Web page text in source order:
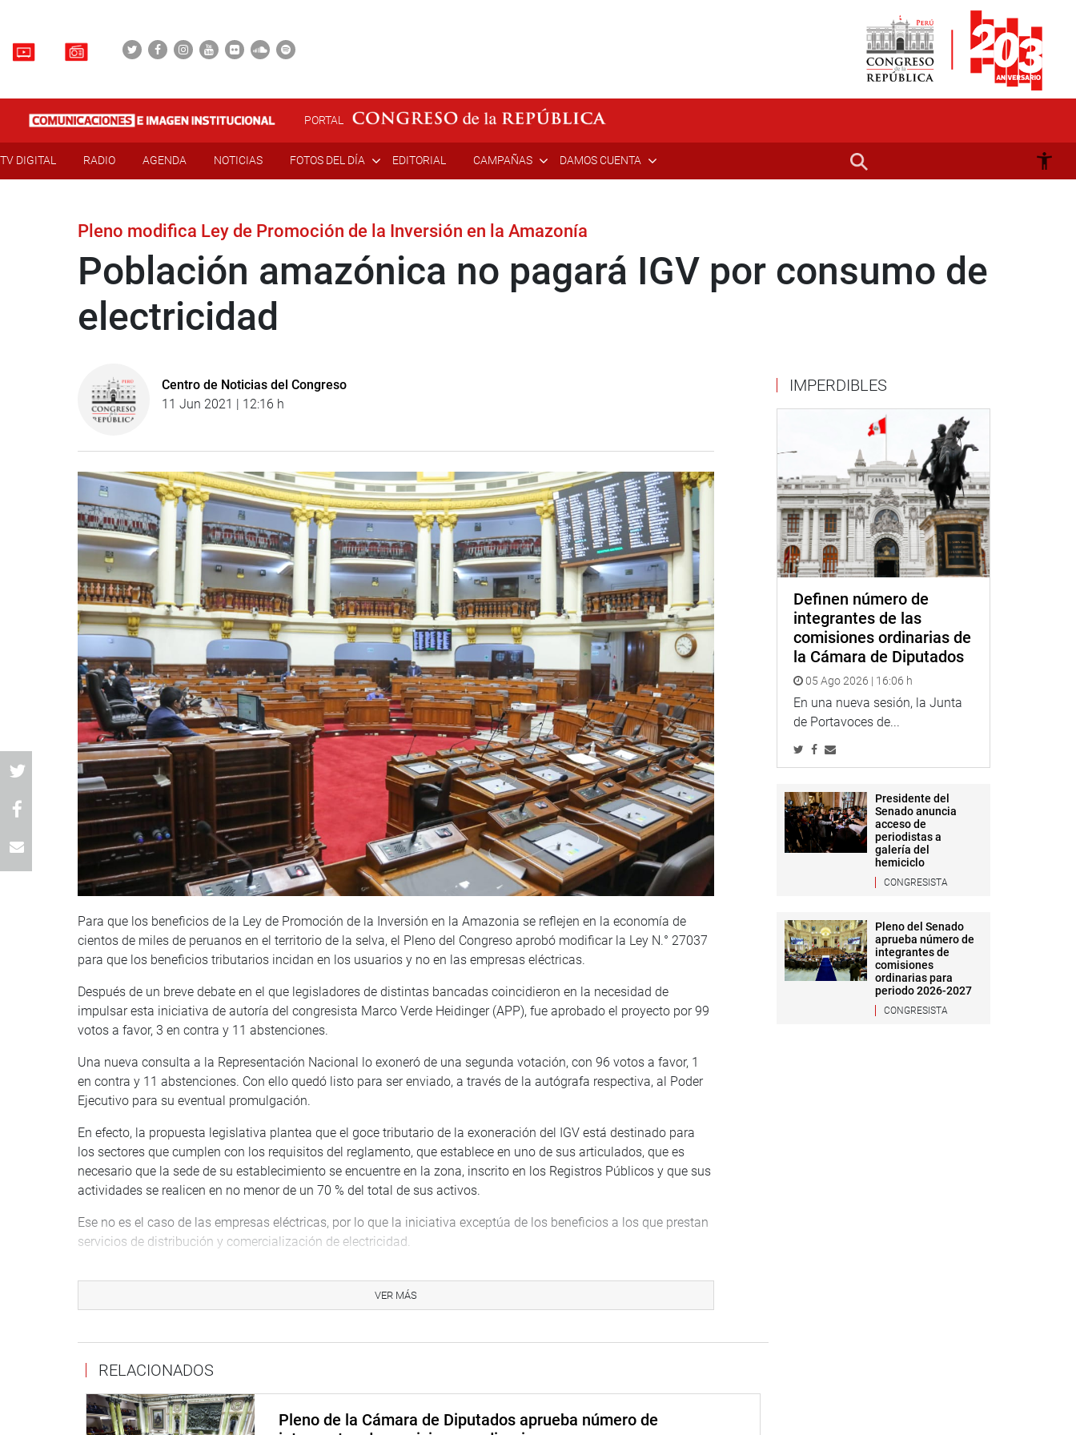
PORTAL
TV DIGITAL RADIO AGENDA NOTICIAS FOTOS DEL DÍA EDITORIAL CAMPAÑAS DAMOS CUENTA
Pleno modifica Ley de Promoción de la Inversión en la Amazonía
Población amazónica no pagará IGV por consumo de
electricidad
Centro de Noticias del Congreso
11 Jun 2021 | 12:16 h
Para que los beneficios de la Ley de Promoción de la Inversión en la Amazonia se reflejen en la economía de
cientos de miles de peruanos en el territorio de la selva, el Pleno del Congreso aprobó modificar la Ley N.° 27037
para que los beneficios tributarios incidan en los usuarios y no en las empresas eléctricas.
Después de un breve debate en el que legisladores de distintas bancadas coincidieron en la necesidad de
impulsar esta iniciativa de autoría del congresista Marco Verde Heidinger (APP), fue aprobado el proyecto por 99
votos a favor, 3 en contra y 11 abstenciones.
Una nueva consulta a la Representación Nacional lo exoneró de una segunda votación, con 96 votos a favor, 1
en contra y 11 abstenciones. Con ello quedó listo para ser enviado, a través de la autógrafa respectiva, al Poder
Ejecutivo para su eventual promulgación.
En efecto, la propuesta legislativa plantea que el goce tributario de la exoneración del IGV está destinado para
los sectores que cumplen con los requisitos del reglamento, que establece en uno de sus articulados, que es
necesario que la sede de su establecimiento se encuentre en la zona, inscrito en los Registros Públicos y que sus
actividades se realicen en no menor de un 70 % del total de sus activos.
Ese no es el caso de las empresas eléctricas, por lo que la iniciativa exceptúa de los beneficios a los que prestan
servicios de distribución y comercialización de electricidad.
(AP), sustentó la propuesta, señalando que esta permitirá exonerar del impuesto general de las ventas a miles de
pobladores y micro y pequeños empresarios de escasos recursos.
Explicó que la iniciativa permite brindar beneficios tributarios a las empresas dedicadas a la agricultura, manejo
forestal, pesca, comercio y servicios turísticos.
VER MÁS
RELACIONADOS
Pleno de la Cámara de Diputados aprueba número de
IMPERDIBLES
Definen número de
integrantes de las
comisiones ordinarias de
la Cámara de Diputados
05 Ago 2026 | 16:06 h
En una nueva sesión, la Junta
de Portavoces de...
Presidente del
Senado anuncia
acceso de
periodistas a
galería del
hemiciclo
CONGRESISTA
Pleno del Senado
aprueba número de
integrantes de
comisiones
ordinarias para
periodo 2026-2027
CONGRESISTA